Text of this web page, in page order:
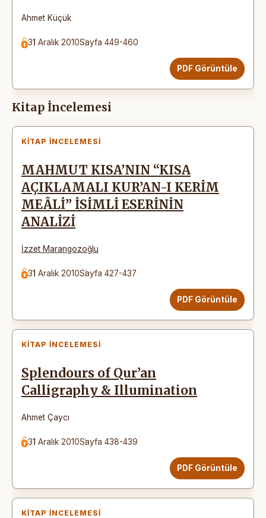
Ahmet Küçük
31 Aralık 2010Sayfa 449-460
PDF Görüntüle
Kitap İncelemesi
KITAP İNCELEMESI
MAHMUT KISA’NIN “KISA
AÇIKLAMALI KUR’AN-I KERİM
MEÂLİ” İSİMLİ ESERİNİN
ANALİZİ
İzzet Marangozoğlu
31 Aralık 2010Sayfa 427-437
PDF Görüntüle
KITAP İNCELEMESI
Splendours of Qur’an
Calligraphy & Illumination
Ahmet Çaycı
31 Aralık 2010Sayfa 438-439
PDF Görüntüle
KITAP İNCELEMESI